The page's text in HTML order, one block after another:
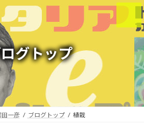
グトップ
田一彦 ブログトップ 植栽